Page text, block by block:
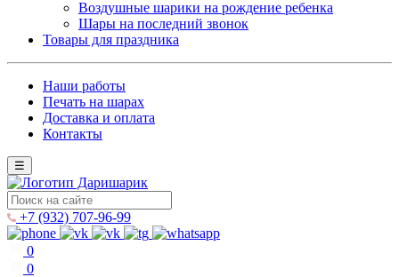
Воздушные шарики на рождение ребенка
Шары на последний звонок
Товары для праздника
Наши работы
Печать на шарах
Доставка и оплата
Контакты
☰
+7 (932) 707-96-99
0
0